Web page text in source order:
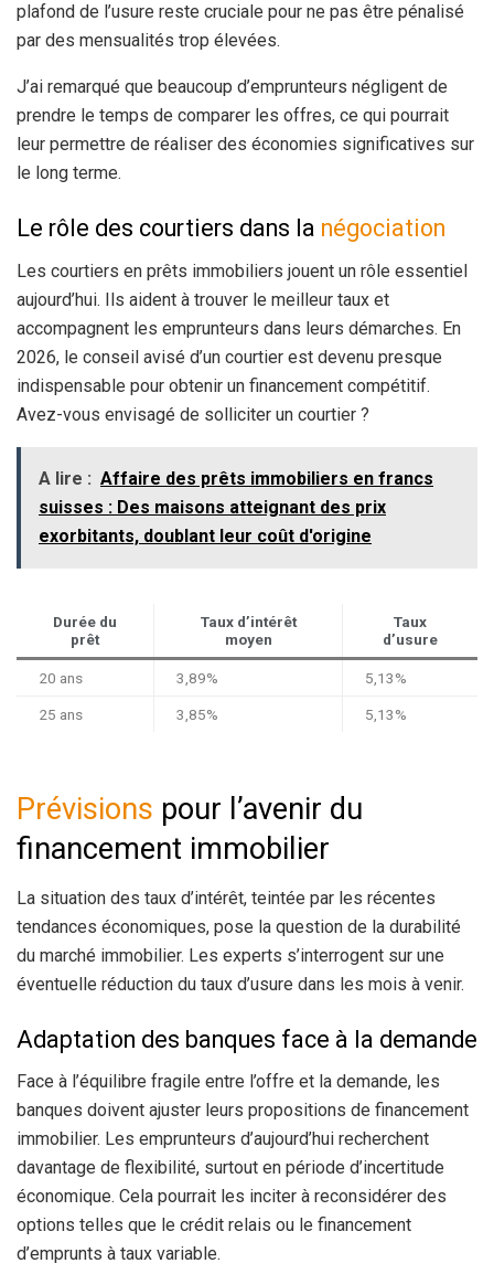
plafond de l’usure reste cruciale pour ne pas être pénalisé
par des mensualités trop élevées.
J’ai remarqué que beaucoup d’emprunteurs négligent de
prendre le temps de comparer les offres, ce qui pourrait
leur permettre de réaliser des économies significatives sur
le long terme.
Le rôle des courtiers dans la négociation
Les courtiers en prêts immobiliers jouent un rôle essentiel
aujourd’hui. Ils aident à trouver le meilleur taux et
accompagnent les emprunteurs dans leurs démarches. En
2026, le conseil avisé d’un courtier est devenu presque
indispensable pour obtenir un financement compétitif.
Avez-vous envisagé de solliciter un courtier ?
A lire : Affaire des prêts immobiliers en francs
suisses : Des maisons atteignant des prix
exorbitants, doublant leur coût d'origine
Durée du
prêt
Taux d’intérêt
moyen
Taux
d’usure
20 ans 3,89% 5,13%
25 ans 3,85% 5,13%
Prévisions pour l’avenir du
financement immobilier
La situation des taux d’intérêt, teintée par les récentes
tendances économiques, pose la question de la durabilité
du marché immobilier. Les experts s’interrogent sur une
éventuelle réduction du taux d’usure dans les mois à venir.
Adaptation des banques face à la demande
Face à l’équilibre fragile entre l’offre et la demande, les
banques doivent ajuster leurs propositions de financement
immobilier. Les emprunteurs d’aujourd’hui recherchent
davantage de flexibilité, surtout en période d’incertitude
économique. Cela pourrait les inciter à reconsidérer des
options telles que le crédit relais ou le financement
d’emprunts à taux variable.